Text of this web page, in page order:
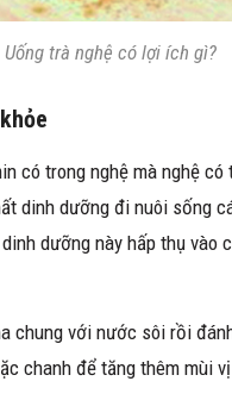
Uống trà nghệ có lợi ích gì?
có trong nghệ mà nghệ
dinh dưỡng đi nuôi sống
dưỡng này hấp thụ vào
chung với nước sôi rồi
chanh để tăng thêm mùi